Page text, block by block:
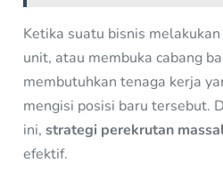
Ketika suatu bisnis
unit, atau membuka cabang
membutuhkan tenaga kerja
mengisi posisi baru tersebut.
ini,strategi perekrutan
efektif.